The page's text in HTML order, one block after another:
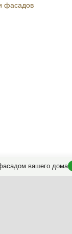
вашего дома
фасадов